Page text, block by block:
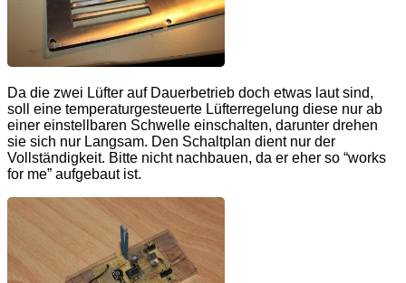
Da die zwei Lüfter auf Dauerbetrieb doch etwas laut sind,
soll eine temperaturgesteuerte Lüfterregelung diese nur ab
einer einstellbaren Schwelle einschalten, darunter drehen
sie sich nur Langsam. Den Schaltplan dient nur der
Vollständigkeit. Bitte nicht nachbauen, da er eher so “works
for me” aufgebaut ist.